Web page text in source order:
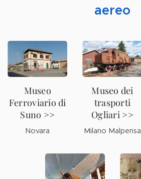
aereo
Museo
Ferroviario di
Suno >>
Novara
Museo dei
trasporti
Ogliari >>
Milano Malpensa